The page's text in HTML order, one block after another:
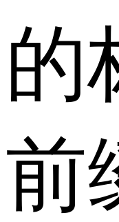
的
前